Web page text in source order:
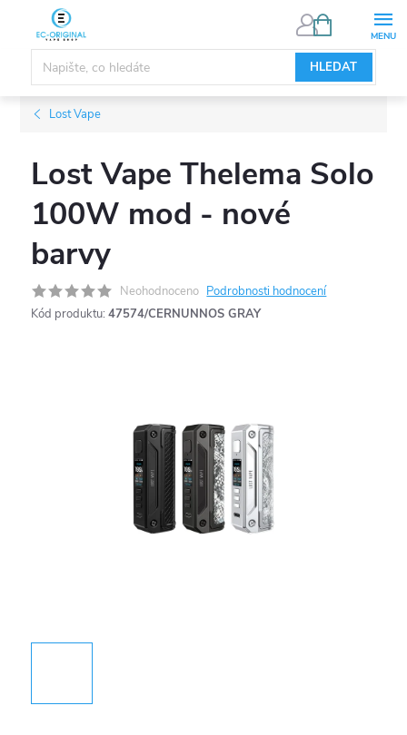
obsah
HLEDAT
NÁKUPNÍ
Lost Vape
Lost Vape Thelema Solo
100W mod - nové
barvy
Neohodnoceno Podrobnosti hodnocení
Kód produktu: 47574/CERNUNNOS GRAY